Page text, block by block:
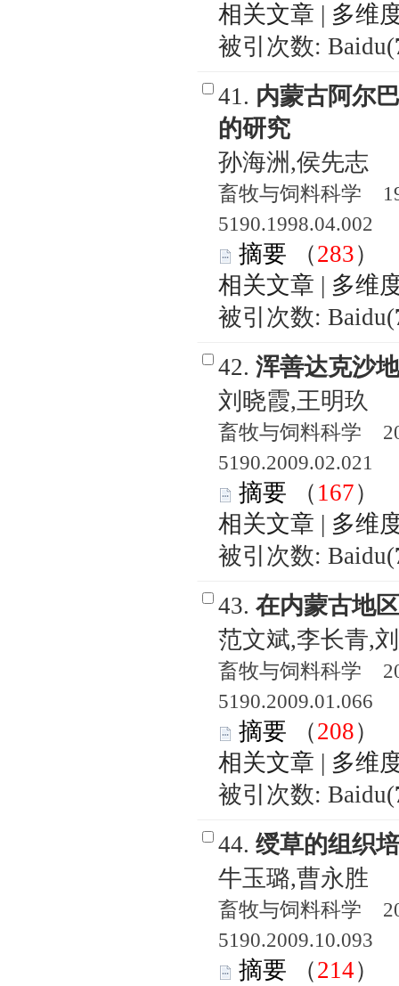
相关文章 | 多维
被引次数: Baidu(
41. 内蒙古阿尔
的研究
孙海洲,侯先志
畜牧与饲料科学
5190.1998.04.002
摘要 （283
相关文章 | 多维
被引次数: Baidu(
42. 浑善达克沙
刘晓霞,王明玖
畜牧与饲料科学
5190.2009.02.021
摘要 （ 167
相关文章 | 多维
被引次数: Baidu(
43. 在内蒙古地
范文斌,李长青,
畜牧与饲料科学
5190.2009.01.066
摘要 （208
相关文章 | 多维
被引次数: Baidu(
44. 绶草的组织
牛玉璐,曹永胜
畜牧与饲料科学
5190.2009.10.093
摘要 （214